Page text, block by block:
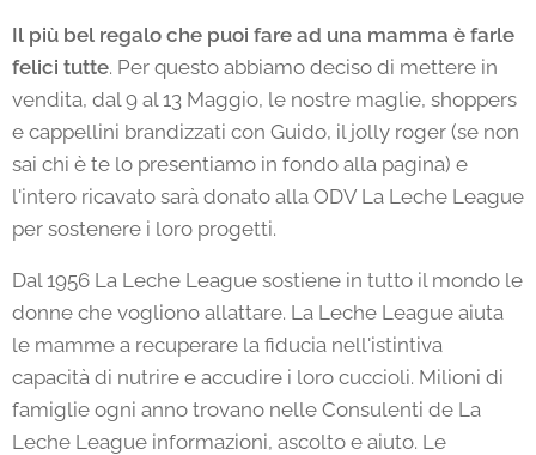
Il più bel regalo che puoi fare ad una mamma è farle
felici tutte. Per questo abbiamo deciso di mettere in
vendita, dal 9 al 13 Maggio, le nostre maglie, shoppers
e cappellini brandizzati con Guido, il jolly roger (se non
sai chi è te lo presentiamo in fondo alla pagina) e
l'intero ricavato sarà donato alla ODV La Leche League
per sostenere i loro progetti.
Dal 1956 La Leche League sostiene in tutto il mondo le
donne che vogliono allattare. La Leche League aiuta
le mamme a recuperare la fiducia nell'istintiva
capacità di nutrire e accudire i loro cuccioli. Milioni di
famiglie ogni anno trovano nelle Consulenti de La
Leche League informazioni, ascolto e aiuto. Le